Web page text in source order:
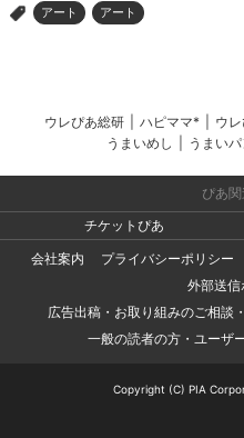
> アート アート
ウレぴあ総研 ハピママ* ウ
うまいめし
うまいパ
ぴあ
チケットぴあ
会社案内
プライバシーポリシー
外部送信
広告出稿・お取り組みのご相談
一般の読者の方・ユーザ
Copyright (C) PIA